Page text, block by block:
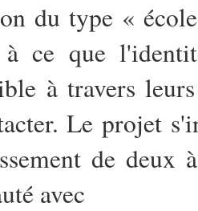
du type «
ce que
à travers
Le projet
de
avec